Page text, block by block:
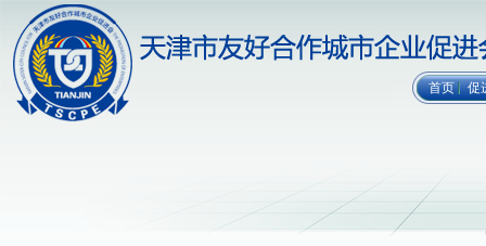
首页 促